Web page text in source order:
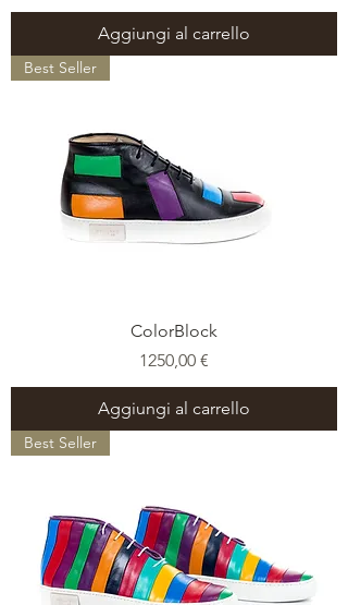
Aggiungi al carrello
Best Seller
ColorBlock
Prezzo
1250,00 €
Aggiungi al carrello
Best Seller